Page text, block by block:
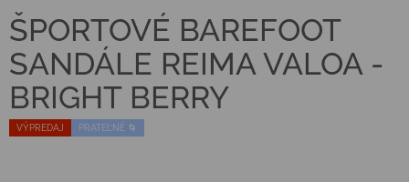
VÝPREDAJ PRATEĽNÉ 🌀
ŠPORTOVÉ BAREFOOT
SANDÁLE REIMA VALOA -
BRIGHT BERRY